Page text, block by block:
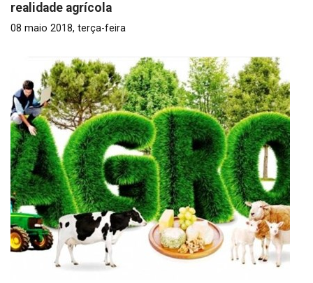
realidade agrícola
08 maio 2018, terça-feira